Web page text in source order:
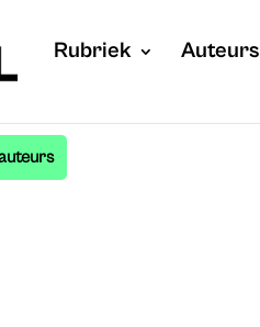
Rubriek Auteurs